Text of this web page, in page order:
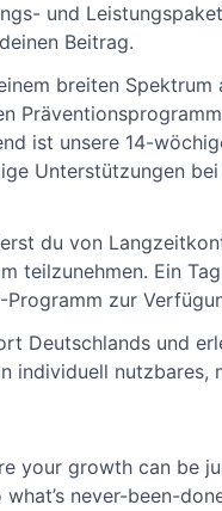
und
Beitrag.
breiten
ist unsere 14-
Unterstützungen
du von
teilzunehmen. Ein
Programm zur
Deutschlands und
individuell nutzbares,
your growth can be
never-been-